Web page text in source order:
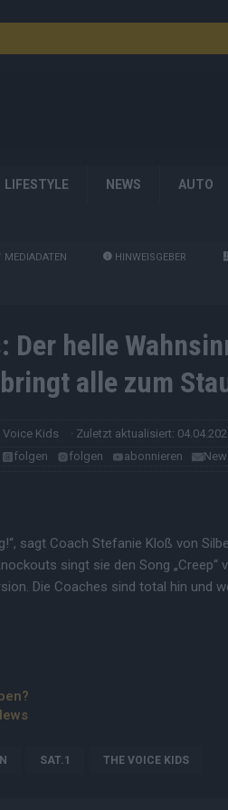
LIFESTYLE NEWS AUTO
MEDIADATEN HINWEISGEBER
Der helle
alle zum
Voice Kids · Zuletzt aktualisiert:
folgen folgen abonnieren
sagt Coach Stefanie Kloß von
singt sie den Song „Creep“
Die Coaches sind total hin und
SAT.1 THE VOICE KIDS